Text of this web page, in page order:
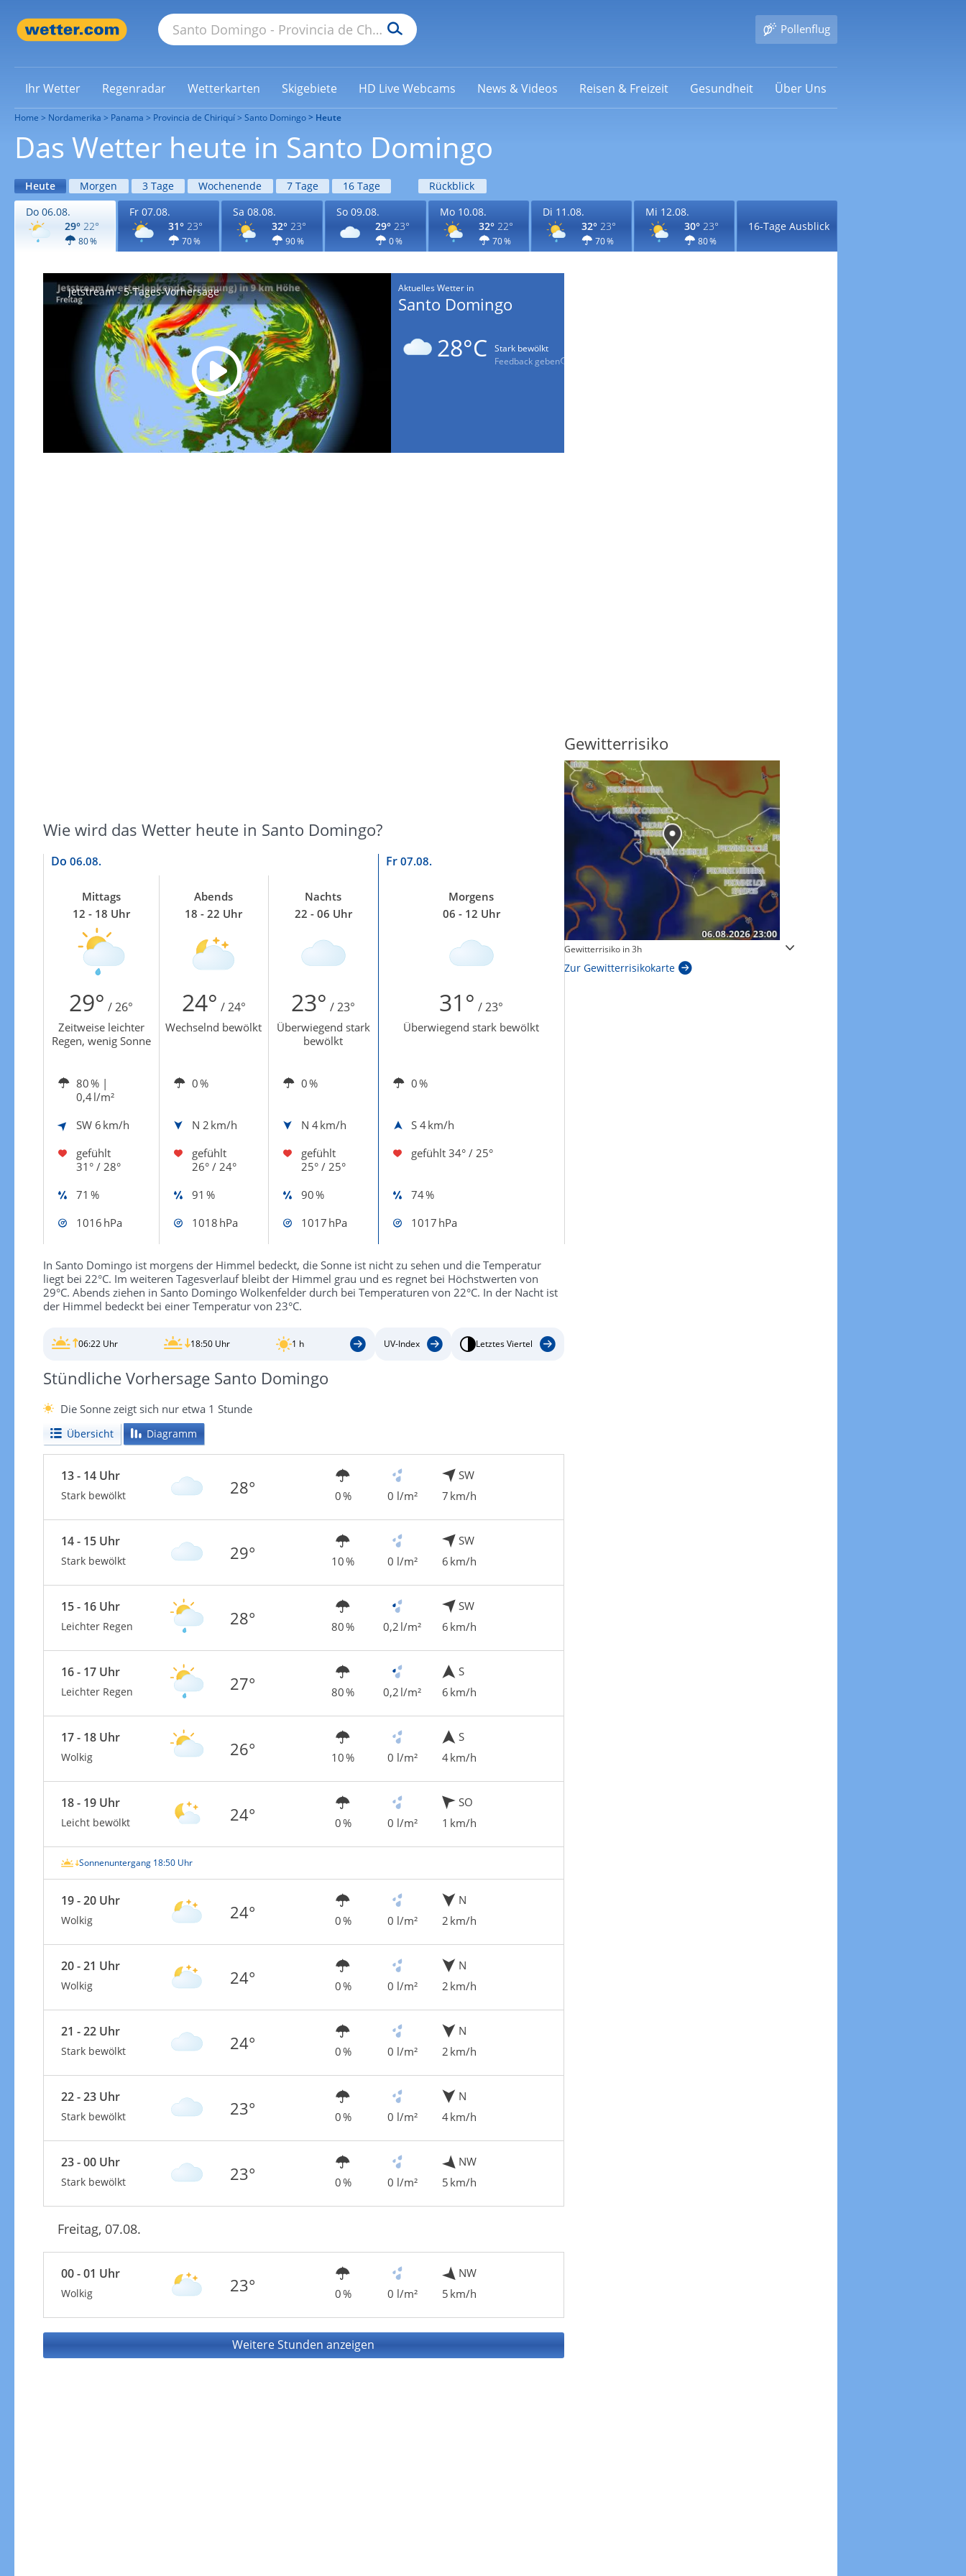
Pollenflug
Ihr Wetter Regenradar Wetterkarten Skigebiete HD Live Webcams News & Videos Reisen & Freizeit Gesundheit Über Uns
Home Nordamerika Panama Provincia de Chiriquí Santo Domingo Heute
Das Wetter heute in Santo Domingo
Heute Morgen 3 Tage Wochenende 7 Tage 16 Tage
Rückblick
Do 06.08.
29° 22°
80 %
Fr 07.08.
31° 23°
70 %
Sa 08.08.
32° 23°
90 %
So 09.08.
29° 23°
0 %
Mo 10.08.
32° 22°
70 %
Di 11.08.
32° 23°
70 %
Mi 12.08.
30° 23°
80 %
16-Tage Ausblick
Jetstream - 5-Tages-Vorhersage Aktuelles Wetter in
Santo Domingo
28°C
Stark bewölkt
Feedback geben
Wie wird das Wetter heute in Santo Domingo?
Do 06.08. Fr 07.08.
Mittags
12 - 18 Uhr
Abends
18 - 22 Uhr
Nachts
22 - 06 Uhr
Morgens
06 - 12 Uhr
29° / 26° 24° / 24° 23° / 23° 31° / 23°
Zeitweise leichter
Regen, wenig Sonne
Wechselnd bewölkt
Überwiegend stark
bewölkt
Überwiegend stark bewölkt
80 % |
0,4 l/m²
0 % 0 % 0 %
SW 6 km/h N 2 km/h N 4 km/h S 4 km/h
gefühlt
31° / 28°
gefühlt
26° / 24°
gefühlt
25° / 25°
gefühlt 34° / 25°
71 % 91 % 90 %
74 %
1016 hPa
1018 hPa 1017 hPa 1017 hPa
In Santo Domingo ist morgens der Himmel bedeckt, die Sonne ist nicht zu sehen und die Temperatur
liegt bei 22°C. Im weiteren Tagesverlauf bleibt der Himmel grau und es regnet bei Höchstwerten von
29°C. Abends ziehen in Santo Domingo Wolkenfelder durch bei Temperaturen von 22°C. In der Nacht ist
der Himmel bedeckt bei einer Temperatur von 23°C.
06:22 Uhr 18:50 Uhr 1 h UV-Index Letztes Viertel
Stündliche Vorhersage Santo Domingo
Die Sonne zeigt sich nur etwa 1 Stunde
Übersicht Diagramm
13 - 14 Uhr
Stark bewölkt 28° 0 % 0 l/m²
SW
7 km/h
14 - 15 Uhr
Stark bewölkt 29° 10 % 0 l/m²
SW
6 km/h
15 - 16 Uhr
Leichter Regen 28° 80 % 0,2 l/m²
SW
6 km/h
16 - 17 Uhr
Leichter Regen 27° 80 % 0,2 l/m²
S
6 km/h
17 - 18 Uhr
Wolkig 26° 10 % 0 l/m²
S
4 km/h
18 - 19 Uhr
Leicht bewölkt 24° 0 % 0 l/m²
SO
1 km/h
Sonnenuntergang 18:50 Uhr
19 - 20 Uhr
Wolkig 24° 0 % 0 l/m²
N
2 km/h
20 - 21 Uhr
Wolkig 24° 0 % 0 l/m²
N
2 km/h
21 - 22 Uhr
Stark bewölkt 24° 0 % 0 l/m²
N
2 km/h
22 - 23 Uhr
Stark bewölkt 23° 0 % 0 l/m²
N
4 km/h
23 - 00 Uhr
Stark bewölkt 23° 0 % 0 l/m²
NW
5 km/h
Freitag, 07.08.
00 - 01 Uhr
Wolkig 23° 0 % 0 l/m²
NW
5 km/h
Weitere Stunden anzeigen
Windgeschwindigkeiten in 3h
Zur Windgeschwindigkeitenkarte
Sonnenschein heute
Zur Sonnenscheindauerkarte
Gewitterrisiko
Gewitterrisiko in 3h
Zur Gewitterrisikokarte
Windböen heute